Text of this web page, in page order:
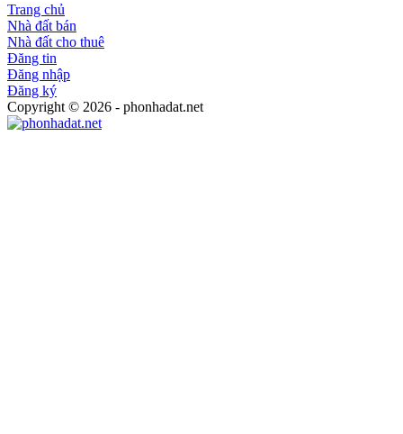
Trang chủ
Nhà đất bán
Nhà đất cho thuê
Đăng tin
Đăng nhập
Đăng ký
Copyright © 2026 - phonhadat.net